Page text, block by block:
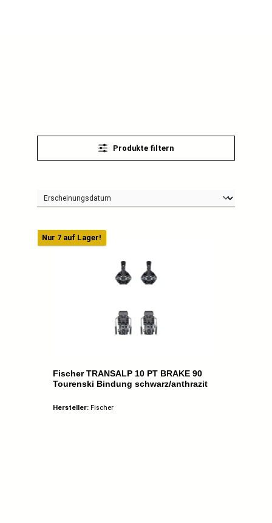
Produkte filtern
Nur 7 auf Lager!
Fischer TRANSALP 10 PT BRAKE 90
Tourenski Bindung schwarz/anthrazit
Hersteller: Fischer